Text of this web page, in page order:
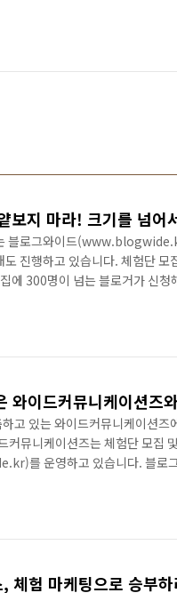
블로그와이드
진행하고 있습니다. 체험단 모
에 300명이 넘는 블로거가 신청
신청하셨는데 워낙 쟁쟁한 분들
원 하는 앵그리버드 미니 스
고 있는 와이드커뮤니케이션즈
커뮤니케이션즈는 체험단 모집
를 운영하고 있습니다. 블로
파워블로거 네트워크를 활용할
와 상의해 주시기